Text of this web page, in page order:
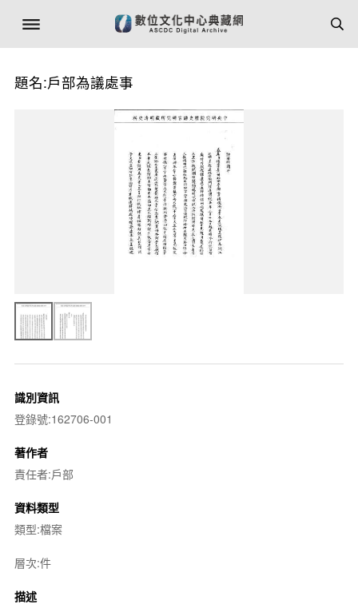
題名:戶部為議處事
識別資訊
登錄號:162706-001
著作者
責任者:戶部
資料類型
類型:檔案
層次:件
描述